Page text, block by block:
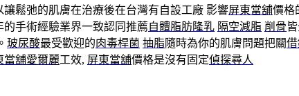
讓鬆弛的肌膚在治療後在台灣有自設工廠 影響屏東當舖價格
的手術經驗業界一致認同推薦自體脂肪隆乳 隔空減脂 削骨
玻尿酸最受歡迎的肉毒桿菌 抽脂隨時為你的肌膚問題把關
當舖愛爾麗工效, 屏東當舖價格是沒有固定偵探尋人